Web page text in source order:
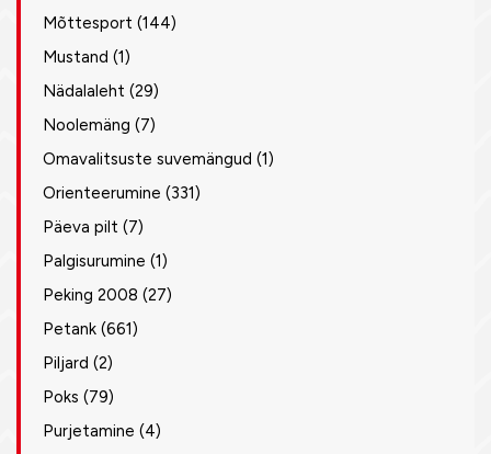
Mõttesport (144)
Mustand (1)
Nädalaleht (29)
Noolemäng (7)
Omavalitsuste suvemängud (1)
Orienteerumine (331)
Päeva pilt (7)
Palgisurumine (1)
Peking 2008 (27)
Petank (661)
Piljard (2)
Poks (79)
Purjetamine (4)